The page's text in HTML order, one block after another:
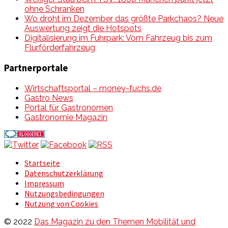
ohne Schranken
Wo droht im Dezember das größte Parkchaos? Neue
Auswertung zeigt die Hotspots
Digitalisierung im Fuhrpark: Vom Fahrzeug bis zum
Flurförderfahrzeug
Partnerportale
Wirtschaftsportal – money-fuchs.de
Gastro News
Portal für Gastronomen
Gastronomie Magazin
Startseite
Datenschutzerklärung
Impressum
Nutzungsbedingungen
Nutzung von Cookies
© 2022 Das Magazin zu den Themen Mobilität und